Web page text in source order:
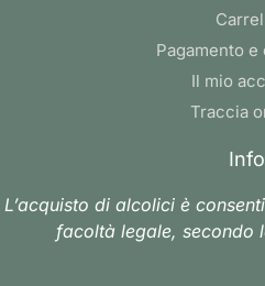
Pagamento
Il mio
Traccia
Info
L’acquisto di alcolici è
facoltà legale, secondo